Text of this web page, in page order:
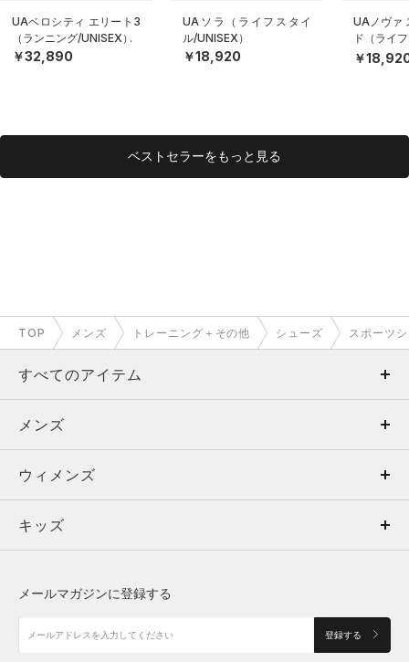
UAベロシティ エリート3
（ランニング/UNISEX）
￥32,890
UAソラ（ライフスタイ
ル/UNISEX）
￥18,920
UAノヴァ
ド（ライ
EX）
￥
ベストセラーをもっと見る
TOP メンズ トレーニング＋その他 シューズ スポーツ
すべてのアイテム
メンズ
ウィメンズ
キッズ
アクセサリー
メンズ
トップス
ボトムス
アクセサリー
ウィメンズ
トップス
シューズ
キッズ
メールマガジンに登録する
登録する